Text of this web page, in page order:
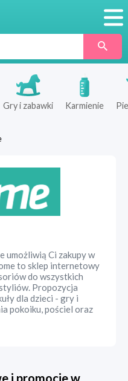
Gry i zabawki Karmienie
umożliwią Ci zakupy w
to sklep internetowy
do wszystkich
Propozycja
dla dzieci - gry i
pokoiku, pościel oraz
i promocje w